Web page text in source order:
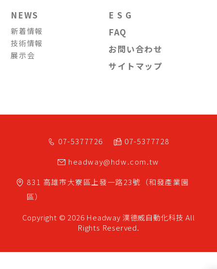
NEWS
新着情報
技術情報
展示会
E S G
FAQ
お問い合わせ
サイトマップ
07-5377726
07-5377728
headway@hdw.com.tw
831 高雄市大寮區 上發一路23號（和發產業園
區）
Copyright © 2026 Headway 漢德威自動化科技 All
Rights Reserved.